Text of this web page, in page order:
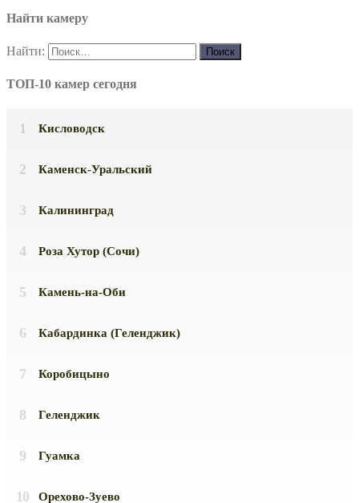
Найти камеру
Найти:
ТОП-10 камер сегодня
Кисловодск
Каменск-Уральский
Калининград
Роза Хутор (Сочи)
Камень-на-Оби
Кабардинка (Геленджик)
Коробицыно
Геленджик
Гуамка
Орехово-Зуево